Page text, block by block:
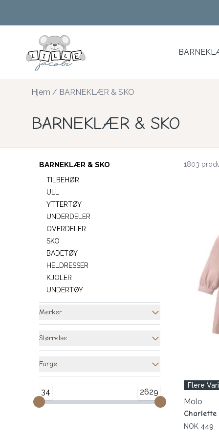
Hjem / BARNEKLÆR & SKO
BARNEKLÆR & SKO
BARNEKLÆR & SKO
TILBEHØR
ULL
YTTERTØY
UNDERDELER
OVERDELER
SKO
BADETØY
HELDRESSER
KJOLER
UNDERTØY
Merker
Størrelse
Farge
34 2629
1803
Flere
Molo
Charlette
NOK 449